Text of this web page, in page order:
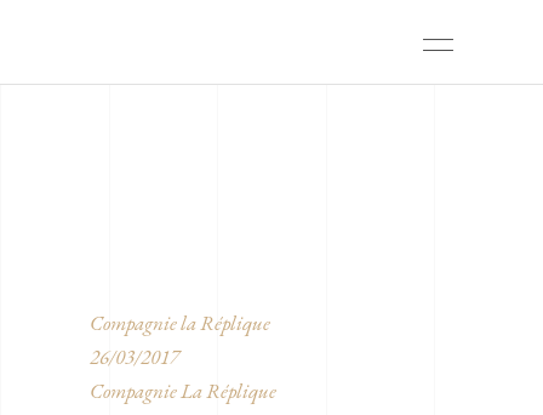
Compagnie la Réplique
26/03/2017
Compagnie La Réplique